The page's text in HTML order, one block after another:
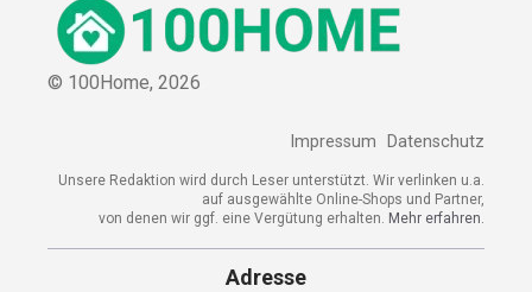
© 100Home, 2026
Impressum Datenschutz
Unsere Redaktion wird durch Leser unterstützt. Wir verlinken u.a.
auf ausgewählte Online-Shops und Partner,
von denen wir ggf. eine Vergütung erhalten. Mehr erfahren.
Adresse